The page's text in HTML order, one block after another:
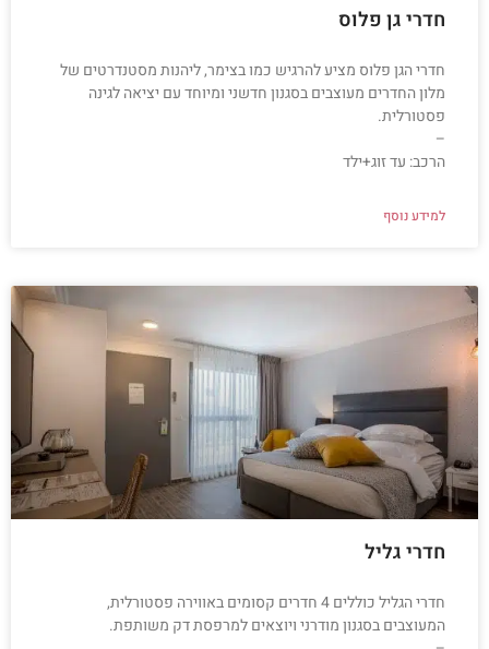
חדרי גן פלוס
חדרי הגן פלוס מציע להרגיש כמו בצימר, ליהנות מסטנדרטים של
מלון החדרים מעוצבים בסגנון חדשני ומיוחד עם יציאה לגינה
פסטורלית.
–
הרכב: עד זוג+ילד
למידע נוסף
חדרי גליל
חדרי הגליל כוללים 4 חדרים קסומים באווירה פסטורלית,
המעוצבים בסגנון מודרני ויוצאים למרפסת דק משותפת.